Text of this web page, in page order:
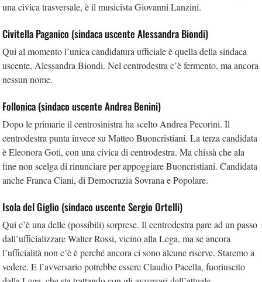
una civica trasversale, è il musicista Giovanni Lanzini.
Civitella Paganico (sindaca uscente Alessandra Biondi)
Qui al momento l’unica candidatura ufficiale è quella della sindaca
uscente, Alessandra Biondi. Nel centrodestra c’è fermento, ma ancora
nessun nome.
Follonica (sindaco uscente Andrea Benini)
Dopo le primarie il centrosinistra ha scelto Andrea Pecorini. Il
centrodestra punta invece su Matteo Buoncristiani. La terza candidata
è Eleonora Goti, con una civica di centrodestra. Ma chissà che ala
fine non scelga di rinunciare per appoggiare Buoncristiani. Candidata
anche Franca Ciani, di Democrazia Sovrana e Popolare.
Isola del Giglio (sindaco uscente Sergio Ortelli)
Qui c’è una delle (possibili) sorprese. Il centrodestra pare ad un passo
dall’ufficializzare Walter Rossi, vicino alla Lega, ma se ancora
l’ufficialità non c’è è perché ancora ci sono alcune riserve. Staremo a
vedere. E l’avversario potrebbe essere Claudio Pacella, fuoriuscito